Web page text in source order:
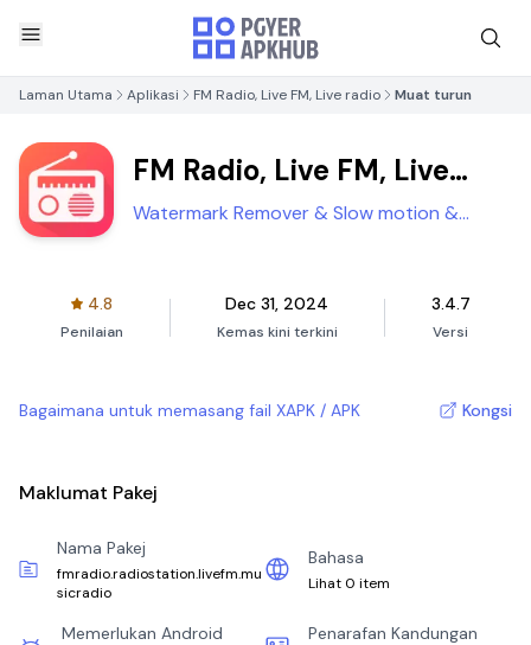
Laman Utama Aplikasi FM Radio, Live FM, Live radio Muat turun
FM Radio, Live FM, Live
radio
Watermark Remover & Slow motion &
4.8
Penilaian
Dec 31, 2024
Kemas kini terkini
3.4.7
Versi
Bagaimana untuk memasang fail XAPK / APK Kongsi
Maklumat Pakej
Nama Pakej
fmradio.radiostation.livefm.mu
sicradio
Bahasa
Lihat 0 item
Memerlukan Android Penarafan Kandungan